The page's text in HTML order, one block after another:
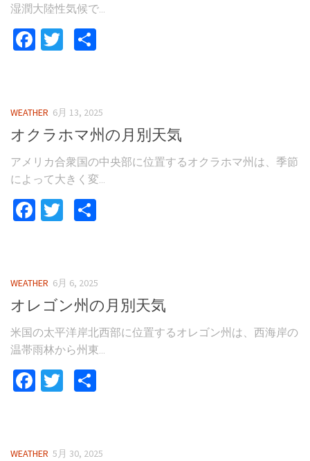
湿潤大陸性気候で...
Facebook
Twitter
WEATHER 6月 13, 2025
オクラホマ州の月別天気
アメリカ合衆国の中央部に位置するオクラホマ州は、季節
によって大きく変...
Facebook
Twitter
WEATHER 6月 6, 2025
オレゴン州の月別天気
米国の太平洋岸北西部に位置するオレゴン州は、西海岸の
温帯雨林から州東...
Facebook
Twitter
WEATHER 5月 30, 2025